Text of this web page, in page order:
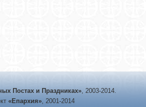
Постах и Праздниках», 2003-2014.
«Епархия», 2001-2014